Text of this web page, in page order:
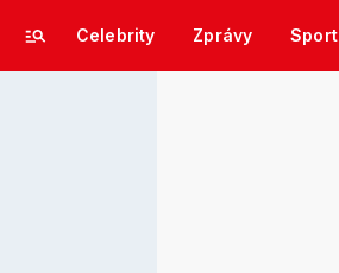
Celebrity Zprávy Sport